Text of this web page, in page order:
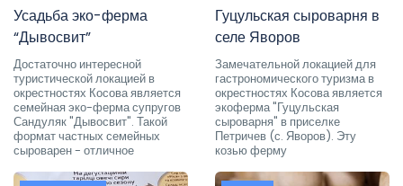
Усадьба эко-ферма
“Дывосвит”
Достаточно интересной
туристической локацией в
окрестностях Косова является
семейная эко-ферма супругов
Сандуляк "Дывосвит". Такой
формат частных семейных
сыроварен - отличное
Гуцульская сыроварня в
селе Яворов
Замечательной локацией для
гастрономического туризма в
окрестностях Косова является
экоферма "Гуцульская
сыроварня" в приселке
Петричев (с. Яворов). Эту
козью ферму